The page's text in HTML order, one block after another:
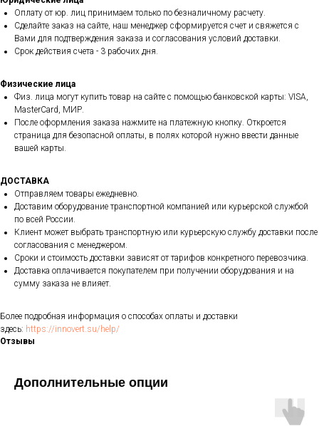
Оплату от юр. лиц принимаем только по безналичному расчету.
Сделайте заказ на сайте, наш менеджер сформируется счет и свяжется с
Вами для подтверждения заказа и согласования условий доставки.
Срок действия счета - 3 рабочих дня.
Физические лица
Физ. лица могут купить товар на сайте с помощью банковской карты: VISA,
MasterCard, МИР.
После оформления заказа нажмите на платежную кнопку. Откроется
страница для безопасной оплаты, в полях которой нужно ввести данные
вашей карты.
ДОСТАВКА
Отправляем товары ежедневно.
Доставим оборудование транспортной компанией или курьерской службой
по всей России.
Клиент может выбрать транспортную или курьерскую службу доставки после
согласования с менеджером.
Сроки и стоимость доставки зависят от тарифов конкретного перевозчика.
Доставка оплачивается покупателем при получении оборудования и на
сумму заказа не влияет.
Более подробная информация о способах оплаты и доставки
здесь: https://innovert.su/help/
Отзывы
Дополнительные опции